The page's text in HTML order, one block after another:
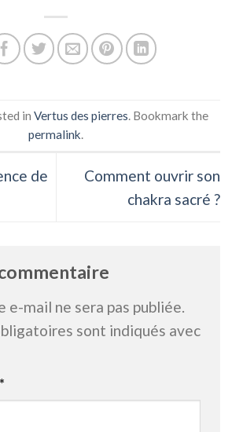
in Vertus des pierres. Bookmark the
permalink.
de
Comment ouvrir son
chakra sacré ?
e-mail ne sera pas publiée.
sont indiqués avec
*